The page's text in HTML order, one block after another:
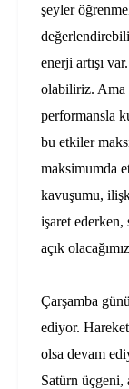
şeyler
enerji artışı
olabiliriz. Ama
performansla
bu etkiler
maksimumda
kavuşumu,
işaret ederken,
açık
Çarşamba
ediyor.
olsa devam
Satürn üçgeni,